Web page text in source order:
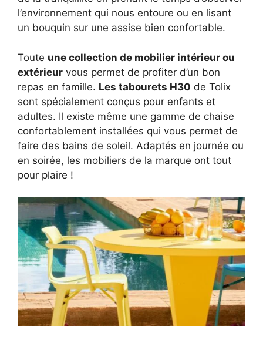
l’environnement qui nous entoure ou en lisant
un bouquin sur une assise bien confortable.
Toute une collection de mobilier intérieur ou
extérieur vous permet de profiter d’un bon
repas en famille. Les tabourets H30 de Tolix
sont spécialement conçus pour enfants et
adultes. Il existe même une gamme de chaise
confortablement installées qui vous permet de
faire des bains de soleil. Adaptés en journée ou
en soirée, les mobiliers de la marque ont tout
pour plaire !